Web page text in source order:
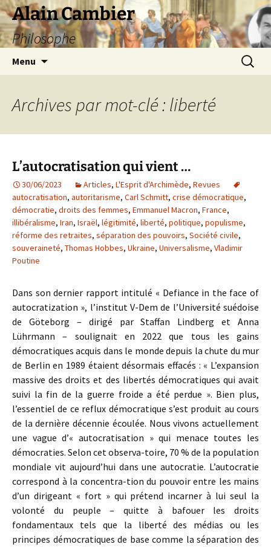
Aller
au
contenu
Alain Cambier
Philosophe
Menu
Archives par mot-clé : liberté
L’autocratisation qui vient …
30/06/2023 Articles, L'Esprit d'Archimède, Revues
autocratisation, autoritarisme, Carl Schmitt, crise démocratique,
démocratie, droits des femmes, Emmanuel Macron, France,
illibéralisme, Iran, Israël, légitimité, liberté, politique, populisme,
réforme des retraites, séparation des pouvoirs, Société civile,
souveraineté, Thomas Hobbes, Ukraine, Universalisme, Vladimir
Poutine
Dans son dernier rapport intitulé « Defiance in the face of
autocratization », l’institut V-Dem de l’Université suédoise
de Göteborg – dirigé par Staffan Lindberg et Anna
Lührmann – soulignait en 2022 que tous les gains
démocratiques acquis dans le monde depuis la chute du mur
de Berlin en 1989 étaient désormais effacés : « L’expansion
massive des droits et des libertés démocratiques qui avait
suivi la fin de la guerre froide a été perdue ». Bien plus,
l’essentiel de ce reflux démocratique s’est produit au cours
de la dernière décennie écoulée. Nous vivons actuellement
une vague d’« autocratisation » qui menace toutes les
démocraties. Selon cet observa-toire, 70 % de la population
mondiale vit aujourd’hui dans une autocratie. L’autocratie
correspond à la concentra-tion du pouvoir entre les mains
d’un dirigeant « fort » qui prétend incarner à lui seul la
volonté du peuple – quitte à bafouer les droits
fondamentaux tels que la liberté des médias ou les
principes démocratiques de base comme la séparation des